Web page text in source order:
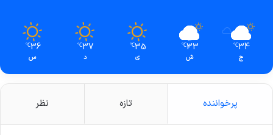
34
℃
ج
33
℃
ش
35
℃
ی
37
℃
د
36
℃
س
پرخواننده تازه نظر